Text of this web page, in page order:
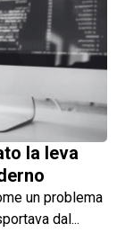
la leva
un problema
dal...